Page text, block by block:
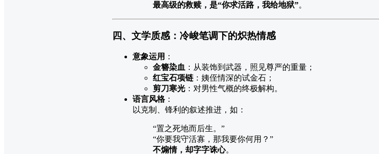
最高级的救赎，是“你求活路，我给地狱”。
四、文学质感：冷峻笔调下的炽热情感
意象运用 ：
金簪染血 ：从装饰到武器，照见尊严的重量；
红宝石项链 ：姨侄情深的试金石；
剪刀寒光 ：对男性气概的终极解构。
语言风格：
以克制、锋利的叙述推进，如：
“置之死地而后生。”
“你要我守活寡，那我要你何用？”
不煽情，却字字诛心。